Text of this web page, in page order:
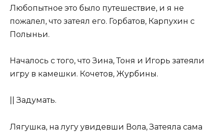
Любопытное это было путешествие, и я не
пожалел, что затеял его. Горбатов, Карпухин с
Полыньи.
Началось с того, что Зина, Тоня и Игорь затеяли
игру в камешки. Кочетов, Журбины.
|| Задумать.
Лягушка, на лугу увидевши Вола, Затеяла сама